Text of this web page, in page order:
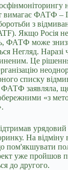
вимагає ФАТФ –
з
Якщо Росія
ФАТФ може
Негляд.
Це
списку
заявляла,
«з
На відміну
пом'якшувати
уже пройшов
до другого.